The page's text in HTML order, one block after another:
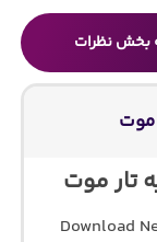
بخش نظرات
موت
تار موت
Download